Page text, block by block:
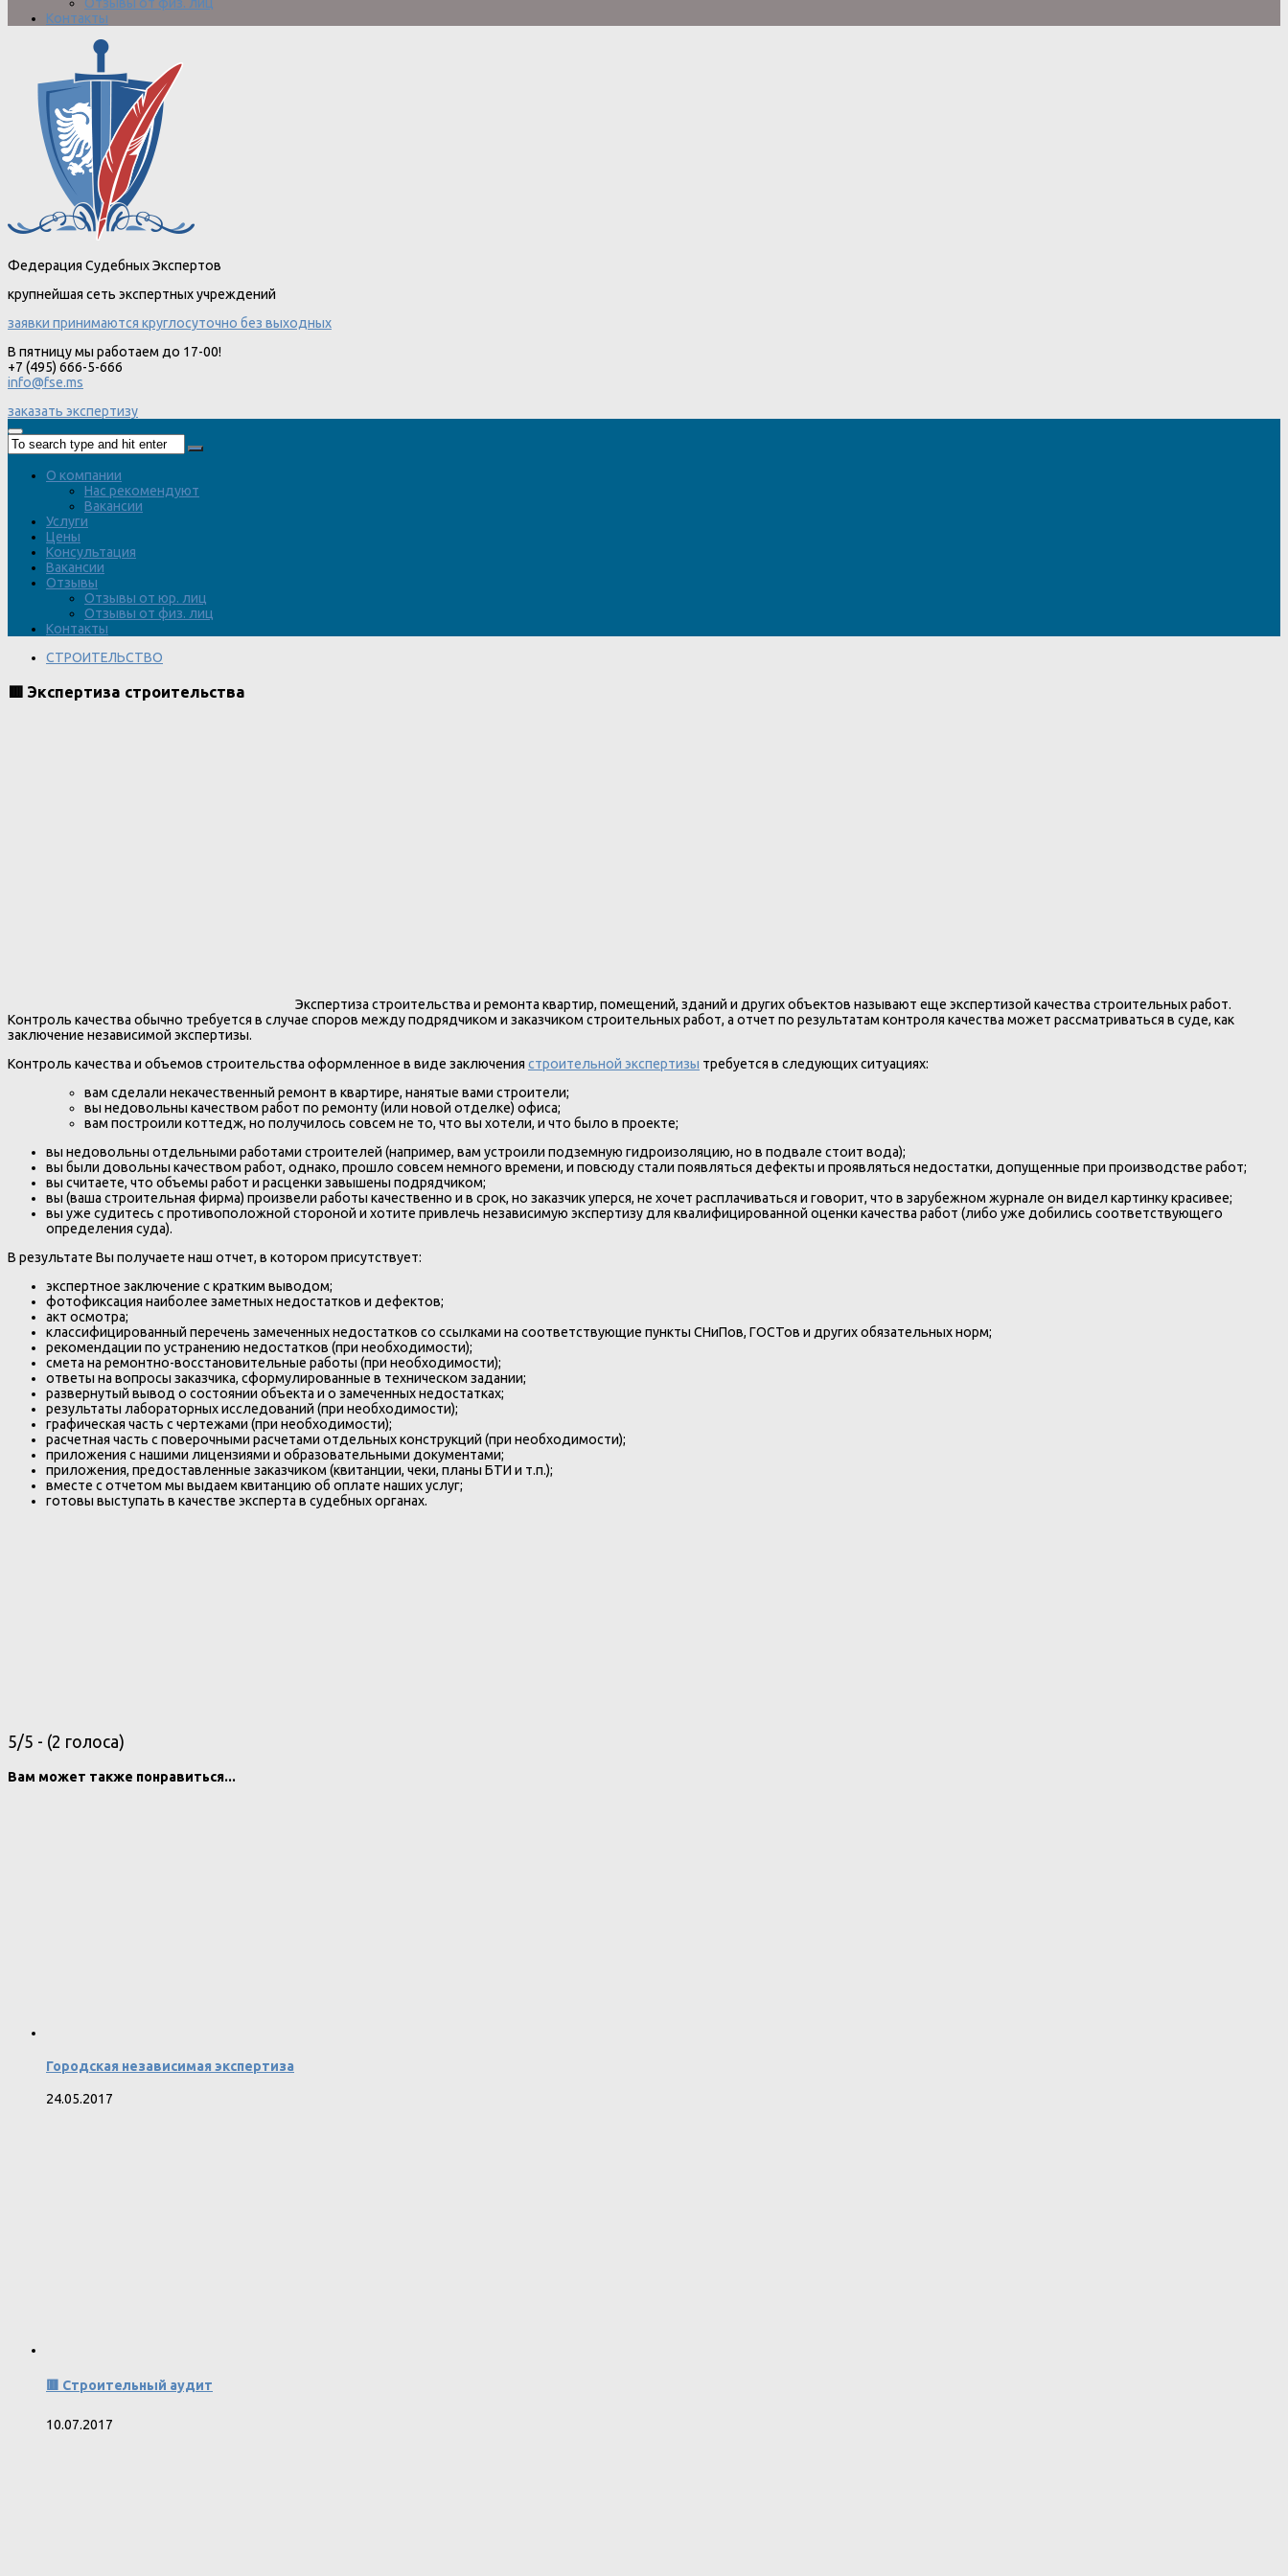
Отзывы от физ. лиц
Контакты
Федерация Судебных Экспертов
крупнейшая сеть экспертных учреждений
заявки принимаются круглосуточно без выходных
В пятницу мы работаем до 17-00!
+7 (495) 666-5-666
info@fse.ms
заказать экспертизу
О компании
Нас рекомендуют
Вакансии
Услуги
Цены
Консультация
Вакансии
Отзывы
Отзывы от юр. лиц
Отзывы от физ. лиц
Контакты
СТРОИТЕЛЬСТВО
🟥 Экспертиза строительства
Экспертиза строительства и ремонта квартир, помещений, зданий и других объектов называют еще экспертизой качества строительных работ.
Контроль качества обычно требуется в случае споров между подрядчиком и заказчиком строительных работ, а отчет по результатам контроля качества может рассматриваться в суде, как
заключение независимой экспертизы.
Контроль качества и объемов строительства оформленное в виде заключения строительной экспертизы требуется в следующих ситуациях:
вам сделали некачественный ремонт в квартире, нанятые вами строители;
вы недовольны качеством работ по ремонту (или новой отделке) офиса;
вам построили коттедж, но получилось совсем не то, что вы хотели, и что было в проекте;
вы недовольны отдельными работами строителей (например, вам устроили подземную гидроизоляцию, но в подвале стоит вода);
вы были довольны качеством работ, однако, прошло совсем немного времени, и повсюду стали появляться дефекты и проявляться недостатки, допущенные при производстве работ;
вы считаете, что объемы работ и расценки завышены подрядчиком;
вы (ваша строительная фирма) произвели работы качественно и в срок, но заказчик уперся, не хочет расплачиваться и говорит, что в зарубежном журнале он видел картинку красивее;
вы уже судитесь с противоположной стороной и хотите привлечь независимую экспертизу для квалифицированной оценки качества работ (либо уже добились соответствующего
определения суда).
В результате Вы получаете наш отчет, в котором присутствует:
экспертное заключение с кратким выводом;
фотофиксация наиболее заметных недостатков и дефектов;
акт осмотра;
классифицированный перечень замеченных недостатков со ссылками на соответствующие пункты СНиПов, ГОСТов и других обязательных норм;
рекомендации по устранению недостатков (при необходимости);
смета на ремонтно-восстановительные работы (при необходимости);
ответы на вопросы заказчика, сформулированные в техническом задании;
развернутый вывод о состоянии объекта и о замеченных недостатках;
результаты лабораторных исследований (при необходимости);
графическая часть с чертежами (при необходимости);
расчетная часть с поверочными расчетами отдельных конструкций (при необходимости);
приложения с нашими лицензиями и образовательными документами;
приложения, предоставленные заказчиком (квитанции, чеки, планы БТИ и т.п.);
вместе с отчетом мы выдаем квитанцию об оплате наших услуг;
готовы выступать в качестве эксперта в судебных органах.
5/5 - (2 голоса)
Вам может также понравиться...
Городская независимая экспертиза
24.05.2017
🟥 Строительный аудит
10.07.2017